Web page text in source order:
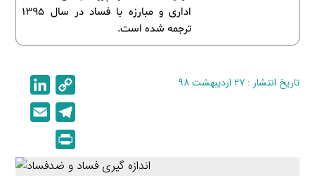
اداری و مبارزه با فساد در سال 1395
ترجمه شده است.
تاریخ انتشار : ۲۷ اردیبهشت ۹۸
o
p
y
L
i
n
e
e
l
e
i